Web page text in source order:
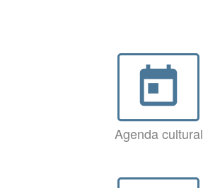
today
Agenda cultural